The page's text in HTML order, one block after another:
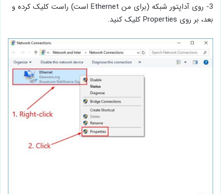
3- روی آداپتور شبکه (برای من Ethernet است) راست کلیک کرده و
بعد، بر روی Properties کلیک کنید.